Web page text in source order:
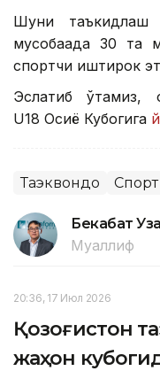
Шуни таъкидлаш
мусобақада 30 та
спортчи иштирок
Эслатиб ўтамиз,
U18 Осиё Кубогига
Таэквондо Спорт
Бекабат
Муаллиф
20:36, 17 Июл 2026
Қозоғистон
жаҳон